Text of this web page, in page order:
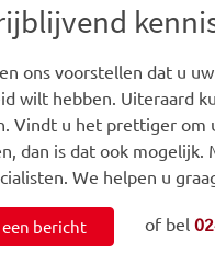
ons voorstellen dat u
wilt hebben. Uiteraard
Vindt u het prettiger om
dan is dat ook mogelijk.
We helpen u
bericht of bel